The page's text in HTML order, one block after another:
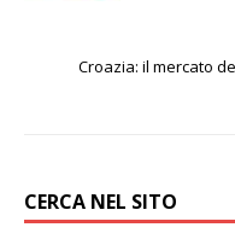
Croazia: il mercato
CERCA NEL SITO